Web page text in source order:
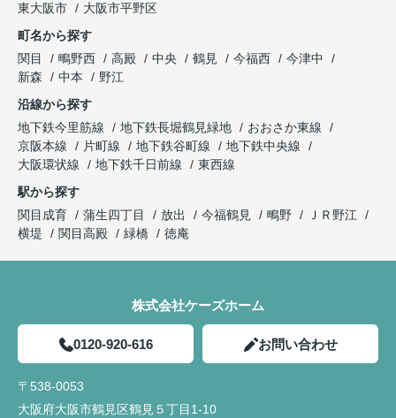
東大阪市
大阪市平野区
町名から探す
関目
鴫野西 高殿 中央 鶴見 今福西
今津中
新森
中本
野江
沿線から探す
地下鉄今里筋線
地下鉄長堀鶴見緑地
おおさか東線
京阪本線
片町線 地下鉄谷町線
地下鉄中央線
大阪環状線
地下鉄千日前線
東西線
駅から探す
関目成育
蒲生四丁目 放出 今福鶴見 鴫野
ＪＲ野江
横堤
関目高殿 緑橋 徳庵
株式会社ケーズホーム
0120-920-616 お問い合わせ
〒538-0053
大阪府大阪市鶴見区鶴見５丁目1-10